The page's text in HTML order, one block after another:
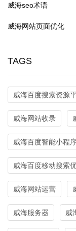
威海seo术语
威海网站页面优化
TAGS
威海百度搜索资源
威海网站收录
威海百度智能小程
威海百度移动搜索
威海网站运营
威海服务器 威